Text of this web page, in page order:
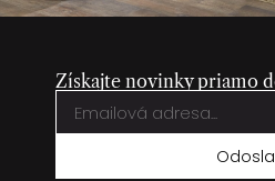
Získajte novinky priamo